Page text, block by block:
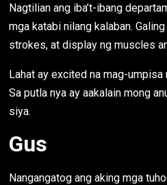
Nagtilian ang iba’t-ibang
mga katabi nilang kalaban.
strokes, at display ng muscles
Lahat ay excited na mag-umpisa
Sa putla nya ay aakalain mong
siya.
Gus
Nangangatog ang aking mga